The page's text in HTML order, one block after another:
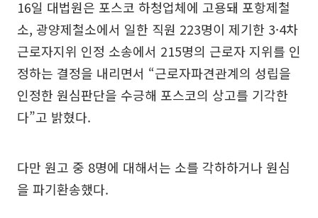
16일 대법원은 포스코 하청업체에 고용돼 포항제철
소, 광양제철소에서 일한 직원 223명이 제기한 3·4차
근로자지위 인정 소송에서 215명의 근로자 지위를 인
정하는 결정을 내리면서 “근로자파견관계의 성립을
인정한 원심판단을 수긍해 포스코의 상고를 기각한
다”고 밝혔다.
다만 원고 중 8명에 대해서는 소를 각하하거나 원심
을 파기환송했다.